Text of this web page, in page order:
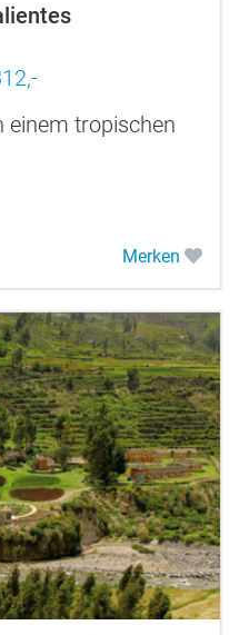
einem tropischen
Merken